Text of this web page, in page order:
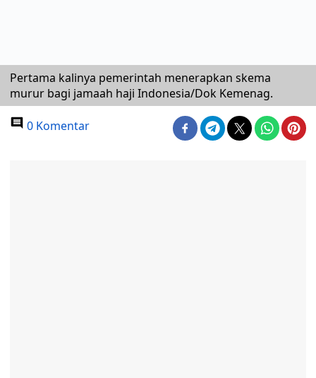
Pertama kalinya pemerintah menerapkan skema
murur bagi jamaah haji Indonesia/Dok Kemenag.
0 Komentar